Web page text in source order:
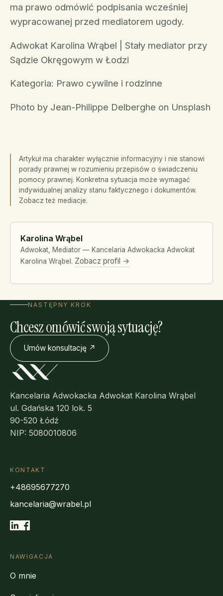
ma prawo odmówić podpisania wcześniej
wypracowanej przed mediatorem ugody.
Adwokat Karolina Wrąbel | Stały mediator przy
Sądzie Okręgowym w Łodzi
Kategoria: Prawo cywilne i rodzinne
Photo by Jean-Philippe Delberghe on Unsplash
Artykuł ma charakter wyłącznie informacyjny i nie stanowi
porady prawnej w rozumieniu przepisów o świadczeniu
pomocy prawnej. Konkretna sytuacja może wymagać
indywidualnej analizy stanu faktycznego i dokumentów.
Zobacz też mediacje.
Karolina Wrąbel
Adwokat, Mediator — Kancelaria Adwokacka Adwokat
Karolina Wrąbel. Zobacz profil →
NASTĘPNY KROK
Chcesz omówić swoją sytuację?
Umów konsultację ↗
Kancelaria Adwokacka Adwokat Karolina Wrąbel
ul. Gdańska 120 lok. 5
90-520 Łódź
NIP: 5080010806
KONTAKT
+48695677270
kancelaria@wrabel.pl
NAWIGACJA
O mnie